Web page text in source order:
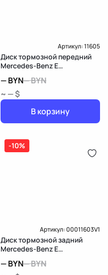
Артикул:11605
Диск тормозной передний
Mercedes-Benz E
—BYN—BYN
~ — $
В корзину
-10%
Артикул:00011603V1
Диск тормозной задний
Mercedes-Benz E
—BYN—BYN